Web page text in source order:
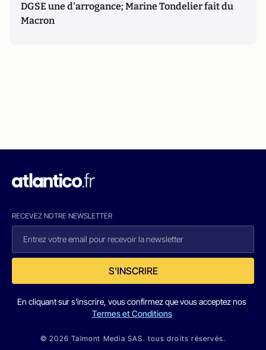
DGSE une d'arrogance; Marine Tondelier fait du
Macron
RECEVEZ NOTRE NEWSLETTER
S'INSCRIRE
En cliquant sur s'inscrire, vous confirmez que vous acceptez nos
Termes et Conditions
© 2026 Talmont Media SAS. tous droits réservés.